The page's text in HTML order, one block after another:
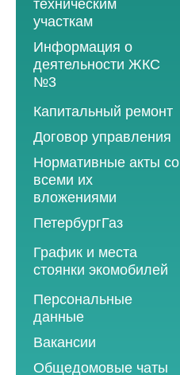
техническим
участкам
Информация о
деятельности ЖКС
№3
Программы
2013 год
2014 год
2015 год
2016 год
2017 год
2018 год
Капитальный ремонт
Договор управления
Нормативные акты со
всеми их
вложениями
ПетербургГаз
2018 год
2019 год
2020 год
2021 год
2022 год
График и места
стоянки экомобилей
2019 год
2020 год
2021 год
2022 год
Персональные
данные
Вакансии
Общедомовые чаты